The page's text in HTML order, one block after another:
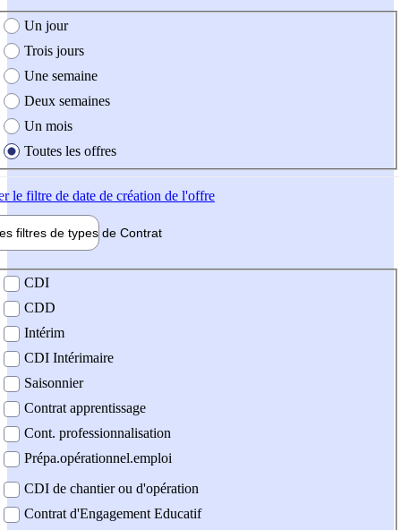
création de l'offre
Un jour
Trois jours
Une semaine
Deux semaines
Un mois
Toutes les offres
le filtre de date de création de l'offre
filtres de types de Contrat
contrat
CDI
CDD
Intérim
CDI Intérimaire
Saisonnier
Contrat apprentissage
Cont. professionnalisation
Prépa.opérationnel.emploi
CDI de chantier ou d'opération
Contrat d'Engagement Educatif